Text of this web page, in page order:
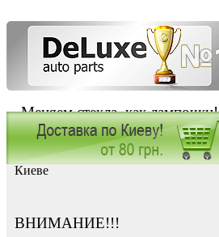
Меняем стекла, как лампочки!
Заказать установку автостекла в
Киеве
ВНИМАНИЕ!!!